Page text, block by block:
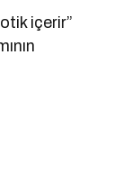
içerir”